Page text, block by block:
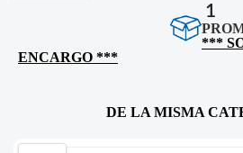
1
***
ENCARGO ***
DE LA MISMA